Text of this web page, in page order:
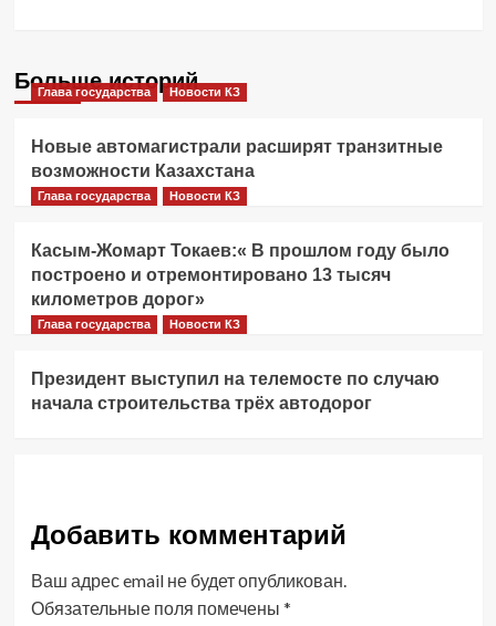
Больше историй
Глава государства Новости КЗ
Новые автомагистрали расширят транзитные
возможности Казахстана
Глава государства Новости КЗ
Касым-Жомарт Токаев:« В прошлом году было
построено и отремонтировано 13 тысяч
километров дорог»
Глава государства Новости КЗ
Президент выступил на телемосте по случаю
начала строительства трёх автодорог
Добавить комментарий
Ваш адрес email не будет опубликован.
Обязательные поля помечены *